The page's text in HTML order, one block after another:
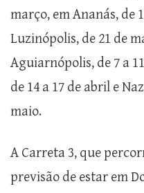
março, em Ananás, de
Luzinópolis, de 21 de
Aguiarnópolis, de 7 a
de 14 a 17 de abril e
maio.
A Carreta 3, que
previsão de estar em